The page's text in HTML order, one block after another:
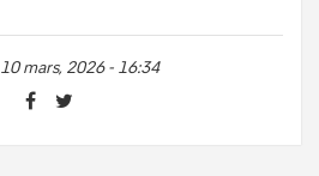
10 mars, 2026 - 16:34